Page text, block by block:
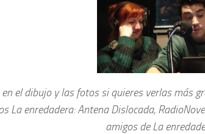
el dibujo y las fotos si quieres verlas más
La enredadera: Antena Dislocada,
amigos de La